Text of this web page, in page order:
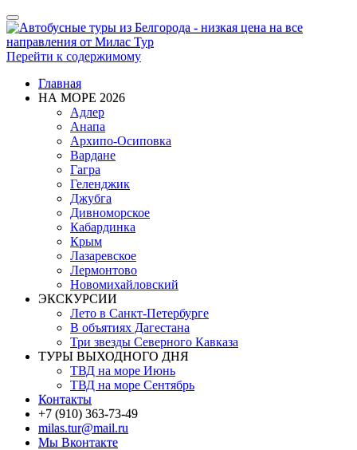
Показать/
Скрыть
навигацию
Перейти к содержимому
Главная
НА МОРЕ 2026
Адлер
Анапа
Архипо-Осиповка
Вардане
Гагра
Геленджик
Джубга
Дивноморское
Кабардинка
Крым
Лазаревское
Лермонтово
Новомихайловский
ЭКСКУРСИИ
Лето в Санкт-Петербурге
В объятиях Дагестана
Три звезды Северного Кавказа
ТУРЫ ВЫХОДНОГО ДНЯ
ТВД на море Июнь
ТВД на море Сентябрь
Контакты
+7 (910) 363-73-49
milas.tur@mail.ru
Мы Вконтакте